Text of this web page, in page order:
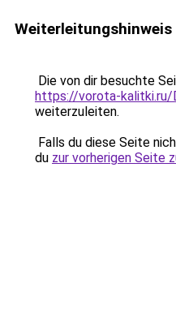
Weiterleitungshinweis
Die von dir besuchte
https://vorota-kalitki.ru/
weiterzuleiten.
Falls du diese Seite
du zur vorherigen Seite